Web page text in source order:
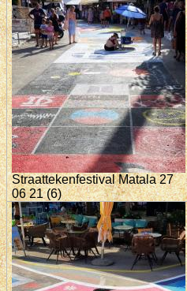
Straattekenfestival Matala 27
06 21 (6)